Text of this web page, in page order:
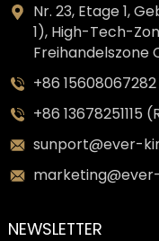
Nr. 23, Etage 1,
1), High-Tech-
Freihandelszone
+86
+86 13678251115
sunport@ever-
NEWSLETTER